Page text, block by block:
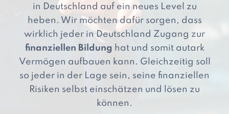
in Deutschland auf ein neues Level zu
heben. Wir möchten dafür sorgen, dass
wirklich jeder in Deutschland Zugang zur
finanziellen Bildung hat und somit autark
Vermögen aufbauen kann. Gleichzeitig soll
so jeder in der Lage sein, seine finanziellen
Risiken selbst einschätzen und lösen zu
können.